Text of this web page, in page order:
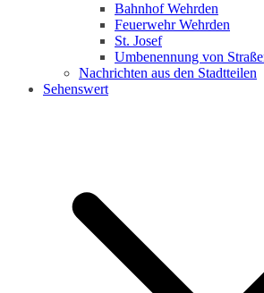
Bahnhof Wehrden
Feuerwehr Wehrden
St. Josef
Umbenennung von
Nachrichten aus den Stadtteilen
Sehenswert